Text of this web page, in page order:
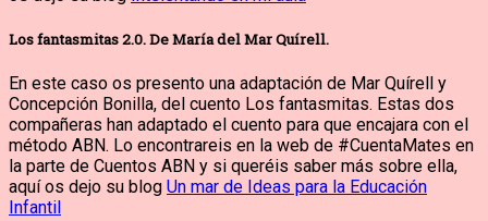
Los fantasmitas 2.0. De María del Mar Quírell.
En este caso os presento una adaptación de Mar Quírell y
Concepción Bonilla, del cuento Los fantasmitas. Estas dos
compañeras han adaptado el cuento para que encajara con el
método ABN. Lo encontrareis en la web de #CuentaMates en
la parte de Cuentos ABN y si queréis saber más sobre ella,
aquí os dejo su blog Un mar de Ideas para la Educación
Infantil